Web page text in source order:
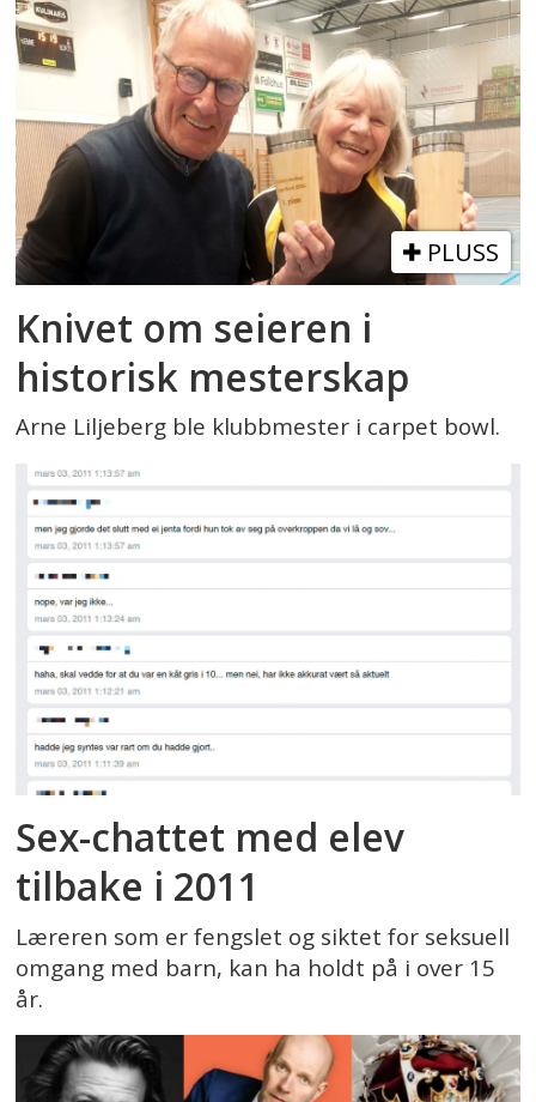
PLUSS
Knivet om seieren i
historisk mesterskap
Arne Liljeberg ble klubbmester i carpet bowl.
Sex-chattet med elev
tilbake i 2011
Læreren som er fengslet og siktet for seksuell
omgang med barn, kan ha holdt på i over 15
år.